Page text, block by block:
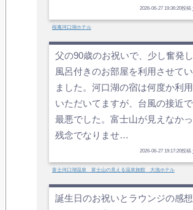
2026-06-27 19:36:20投稿
桜庵河口湖ホテル
父の90歳のお祝いで、少し奮発
風呂付きのお部屋を利用させて
ました。河口湖の宿は何度か利
いただいてますが、台風の接近
最悪でした。富士山が見えなか
残念でなりませ…
2026-06-27 19:17:20投稿
富士河口湖温泉 富士山の見える温泉旅館 大池ホテル
誕生日のお祝いとラウンジの感